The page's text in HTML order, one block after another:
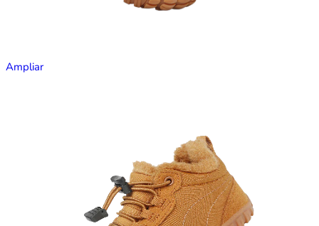
Ampliar